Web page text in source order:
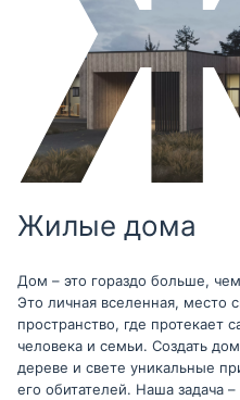
Жилые дома
Дом – это гораздо больше,
Это личная вселенная, место
пространство, где протекает
человека и семьи. Создать
дереве и свете уникальные
его обитателей. Наша задача